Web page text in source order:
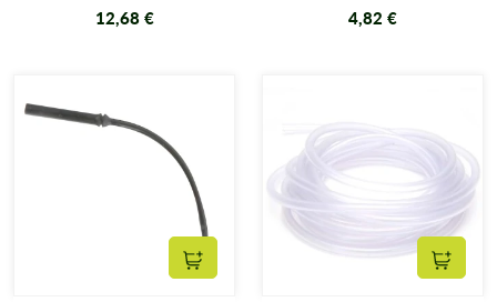
12,68 € 4,82 €
Ajouter au panier